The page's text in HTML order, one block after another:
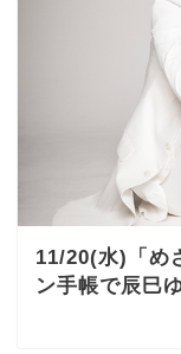
11/20(水)「め
ン手帳で辰巳